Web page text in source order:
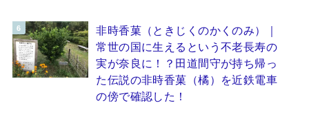
非時香菓（ときじくのかくのみ）｜
常世の国に生えるという不老長寿の
実が奈良に！？田道間守が持ち帰っ
た伝説の非時香菓（橘）を近鉄電車
の傍で確認した！